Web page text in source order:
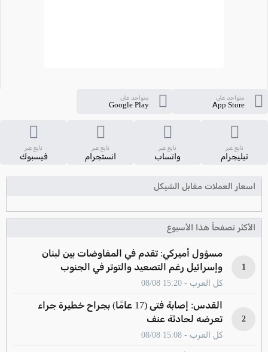
متواجد على
App Store
متواجد على
Google Play
تابع عبر
تيليجرام
تابع عبر
واتساب
تابع عبر
انستجرام
تابع عبر
فيسبوك
اسعار العملات مقابل الشيكل
الأكثر تصفحاً هذا الأسبوع
1
مسؤول أميركي: تقدم في المفاوضات بين لبنان
وإسرائيل رغم التصعيد والتوتر في الجنوب
كل العرب - 15:20 08/08
2
القدس: إصابة فتى (17 عامًا) بجراح خطيرة جراء
تعرضه لحادثة عنف
كل العرب - 15:08 08/08